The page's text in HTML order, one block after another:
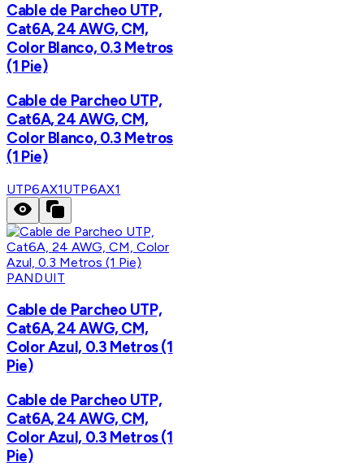
Cable de Parcheo UTP,
Cat6A, 24 AWG, CM,
Color Blanco, 0.3 Metros
(1 Pie)
Cable de Parcheo UTP,
Cat6A, 24 AWG, CM,
Color Blanco, 0.3 Metros
(1 Pie)
UTP6AX1UTP6AX1
PANDUIT
Cable de Parcheo UTP,
Cat6A, 24 AWG, CM,
Color Azul, 0.3 Metros (1
Pie)
Cable de Parcheo UTP,
Cat6A, 24 AWG, CM,
Color Azul, 0.3 Metros (1
Pie)